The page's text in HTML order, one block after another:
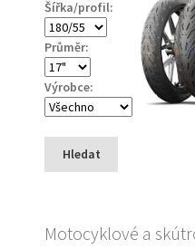
Šířka/profil:
Průměr:
Výrobce:
Hledat
Motocyklové a